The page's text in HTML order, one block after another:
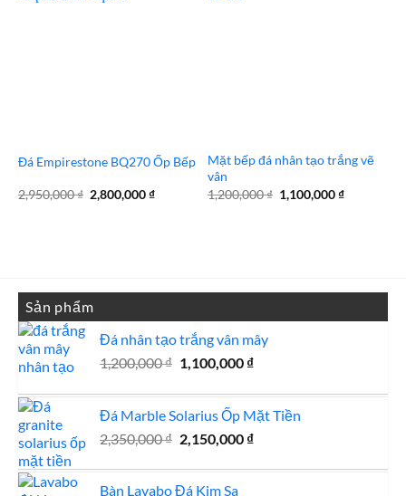
Đá Empirestone BQ270 Ốp Bếp
2,950,000₫ Giá
gốc
2,800,000₫Giá
Mặt bếp đá nhân tạo trắng vẽ
vân
1,200,000₫ Giá
gốc
1,100,000₫Giá
Sản phẩm
Đá nhân tạo trắng vân mây
1,200,000₫ Giá
là:
1,200,000 ₫.
1,100,000 ₫Giá
tại
là:
1,100,000 ₫.
Đá Marble Solarius Ốp Mặt Tiền
2,350,000₫ Giá
2,150,000 ₫Giá
Bàn Lavabo Đá Kim Sa